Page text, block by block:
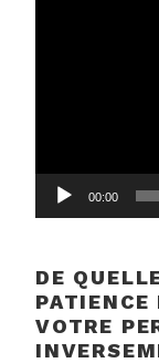
00:00
DE
PATIENCE
VOTRE